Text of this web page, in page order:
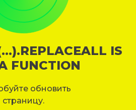
IS
FUNCTION
обновить
страницу.